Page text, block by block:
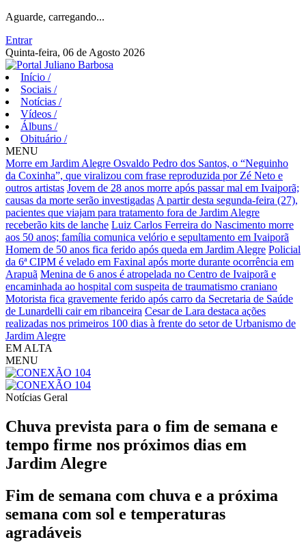
Aguarde, carregando...
Entrar
Quinta-feira, 06 de Agosto 2026
Início /
Sociais /
Notícias /
Vídeos /
Álbuns /
Obituário /
MENU
Morre em Jardim Alegre Osvaldo Pedro dos Santos, o “Neguinho
da Coxinha”, que viralizou com frase reproduzida por Zé Neto e
outros artistas Jovem de 28 anos morre após passar mal em Ivaiporã;
causas da morte serão investigadas A partir desta segunda-feira (27),
pacientes que viajam para tratamento fora de Jardim Alegre
receberão kits de lanche Luiz Carlos Ferreira do Nascimento morre
aos 50 anos; família comunica velório e sepultamento em Ivaiporã
Homem de 50 anos fica ferido após queda em Jardim Alegre Policial
da 6ª CIPM é velado em Faxinal após morte durante ocorrência em
Arapuã Menina de 6 anos é atropelada no Centro de Ivaiporã e
encaminhada ao hospital com suspeita de traumatismo craniano
Motorista fica gravemente ferido após carro da Secretaria de Saúde
de Lunardelli cair em ribanceira Cesar de Lara destaca ações
realizadas nos primeiros 100 dias à frente do setor de Urbanismo de
Jardim Alegre
EM ALTA
MENU
Notícias Geral
Chuva prevista para o fim de semana e
tempo firme nos próximos dias em
Jardim Alegre
Fim de semana com chuva e a próxima
semana com sol e temperaturas
agradáveis